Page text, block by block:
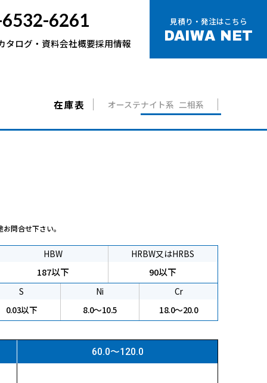
6261
タログ・資料会社概要採用情報
見積り・発注はこちら
DAIWA NET
在庫表 オーステナイト系 二相系
問合せ下さい。
HBW
187以下
HRBW又はHRBS
90以下
S
0.03以下
Ni
8.0〜10.5
Cr
18.0～20.0
60.0〜120.0